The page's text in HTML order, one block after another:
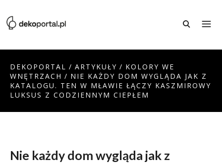
DEKOPORTAL / ARTYKUŁY / KOLORY WE
WNĘTRZACH / NIE KAŻDY DOM WYGLĄDA JAK Z
KATALOGU. TEN W MŁAWIE ŁĄCZY KASZMIROWY
LUKSUS Z CODZIENNYM CIEPŁEM
Nie każdy dom wygląda jak z